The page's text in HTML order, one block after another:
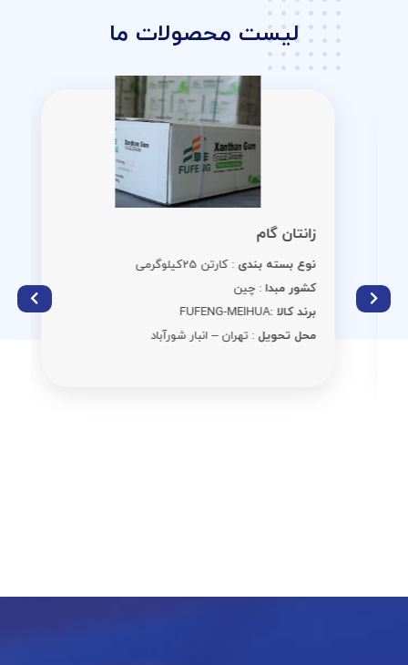
لیست محصولات ما
زانتان گام
نوع بسته بندی: کارتن 25کیلوگرمی
کشور مبدا: چین
برند کالا :FUFENG-MEIHUA
محل تحویل: تهران – انبار شورآباد